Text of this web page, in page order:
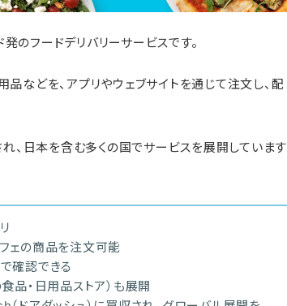
発のフードデリバリーサービスです。
品などを、アプリやウェブサイトを通じて注文し、配
、日本を含む多くの国でサービスを展開しています
ェの商品を注文可能
確認できる
品・日用品ストア）も展開